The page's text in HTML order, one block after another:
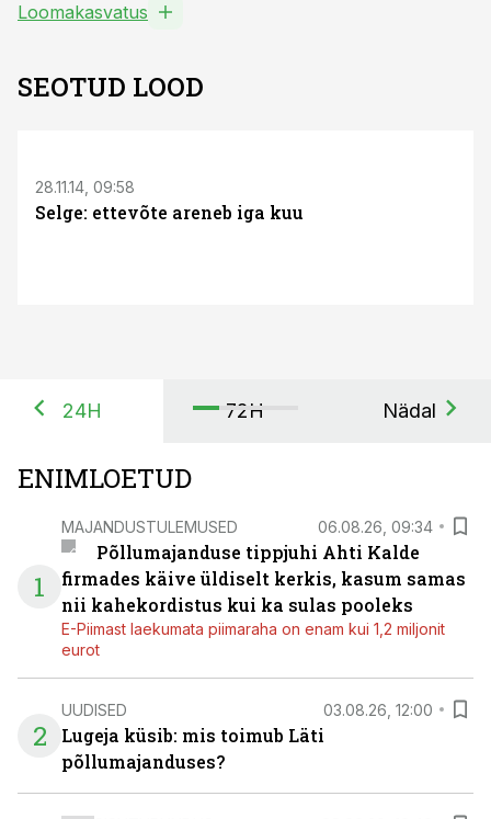
Loomakasvatus
SEOTUD LOOD
28.11.14, 09:58
Selge: ettevõte areneb iga kuu
24H 72H Nädal
ENIMLOETUD
1
MAJANDUSTULEMUSED 06.08.26, 09:34
Põllumajanduse tippjuhi Ahti Kalde
firmades käive üldiselt kerkis, kasum samas
nii kahekordistus kui ka sulas pooleks
E-Piimast laekumata piimaraha on enam kui 1,2 miljonit
eurot
2
UUDISED 03.08.26, 12:00
Lugeja küsib: mis toimub Läti
põllumajanduses?